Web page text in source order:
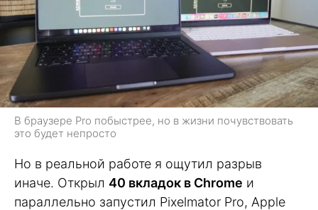
В браузере Pro побыстрее, но в жизни почувствовать
это будет непросто
Но в реальной работе я ощутил разрыв
иначе. Открыл 40 вкладок в Chrome и
параллельно запустил Pixelmator Pro, Apple